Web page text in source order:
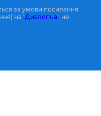
за умови посилання
на "Диалог.ua" не